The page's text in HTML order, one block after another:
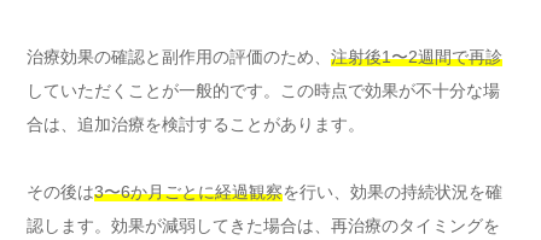
治療効果の確認と副作用の評価のため、 注射後1〜2週間で再診
していただくことが一般的です。この時点で効果が不十分な場
合は、追加治療を検討することがあります。
その後は3〜6か月ごとに経過観察を行い、効果の持続状況を確
認します。効果が減弱してきた場合は、再治療のタイミングを